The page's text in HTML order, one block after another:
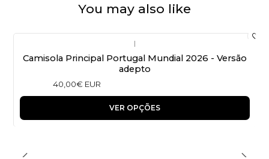
You may also like
|
Camisola Principal Portugal Mundial 2026 - Versão
adepto
40,00€ EUR
VER OPÇÕES